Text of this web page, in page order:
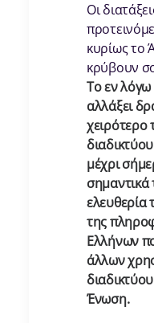
Οι
κυρίως το
κρύβουν
Το εν
αλλάξει
μέχρι
σημαντικά
ελευθερία
της
Ελλήνων
άλλων
Ένωση.